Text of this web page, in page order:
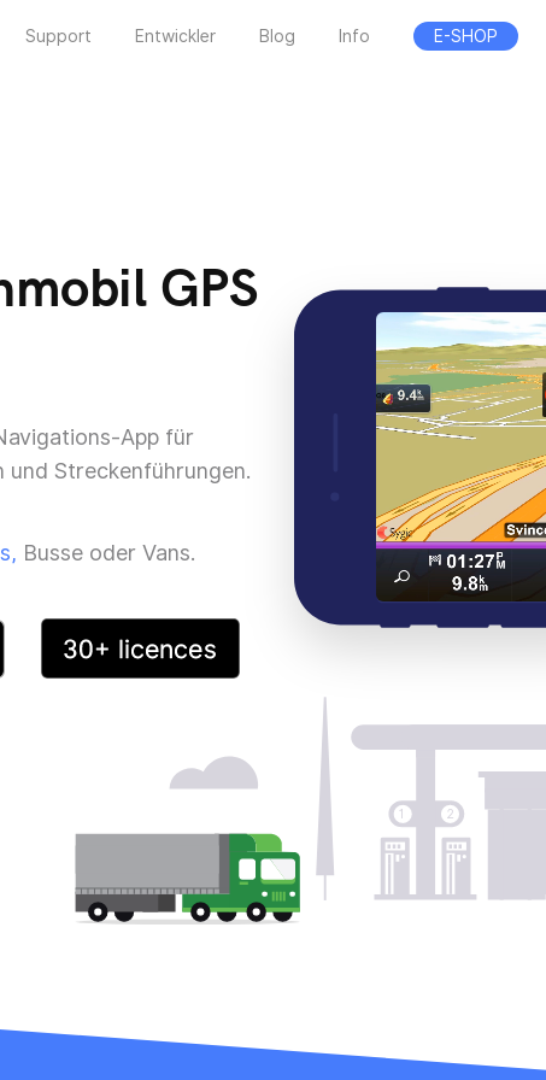
Support Entwickler Blog Info E-SHOP
GPS
App für
Streckenführungen.
Busse oder Vans.
1 2